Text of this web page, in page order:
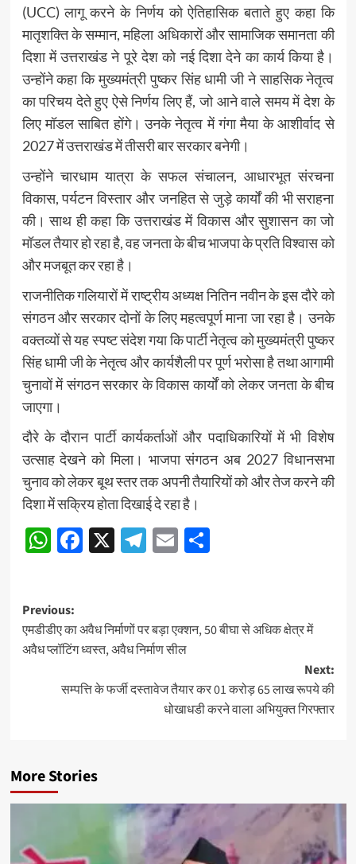
(UCC) लागू करने के निर्णय को ऐतिहासिक बताते हुए कहा कि
मातृशक्ति के सम्मान, महिला अधिकारों और सामाजिक समानता की
दिशा में उत्तराखंड ने पूरे देश को नई दिशा देने का कार्य किया है।
उन्होंने कहा कि मुख्यमंत्री पुष्कर सिंह धामी जी ने साहसिक नेतृत्व
का परिचय देते हुए ऐसे निर्णय लिए हैं, जो आने वाले समय में देश के
लिए मॉडल साबित होंगे। उनके नेतृत्व में गंगा मैया के आशीर्वाद से
2027 में उत्तराखंड में तीसरी बार सरकार बनेगी।
उन्होंने चारधाम यात्रा के सफल संचालन, आधारभूत संरचना
विकास, पर्यटन विस्तार और जनहित से जुड़े कार्यों की भी सराहना
की। साथ ही कहा कि उत्तराखंड में विकास और सुशासन का जो
मॉडल तैयार हो रहा है, वह जनता के बीच भाजपा के प्रति विश्वास को
और मजबूत कर रहा है।
राजनीतिक गलियारों में राष्ट्रीय अध्यक्ष नितिन नवीन के इस दौरे को
संगठन और सरकार दोनों के लिए महत्वपूर्ण माना जा रहा है। उनके
वक्तव्यों से यह स्पष्ट संदेश गया कि पार्टी नेतृत्व को मुख्यमंत्री पुष्कर
सिंह धामी जी के नेतृत्व और कार्यशैली पर पूर्ण भरोसा है तथा आगामी
चुनावों में संगठन सरकार के विकास कार्यों को लेकर जनता के बीच
जाएगा।
दौरे के दौरान पार्टी कार्यकर्ताओं और पदाधिकारियों में भी विशेष
उत्साह देखने को मिला। भाजपा संगठन अब 2027 विधानसभा
चुनाव को लेकर बूथ स्तर तक अपनी तैयारियों को और तेज करने की
दिशा में सक्रिय होता दिखाई दे रहा है।
WhatsApp
Facebook
X Telegram
EmailShare
Post
navigation
Previous:
एमडीडीए का अवैध निर्माणों पर बड़ा एक्शन, 50 बीघा से अधिक क्षेत्र में
अवैध प्लॉटिंग ध्वस्त, अवैध निर्माण सील
Next:
सम्पत्ति के फर्जी दस्तावेज तैयार कर 01 करोड़ 65 लाख रूपये की
धोखाधडी करने वाला अभियुक्त गिरफ्तार
More Stories